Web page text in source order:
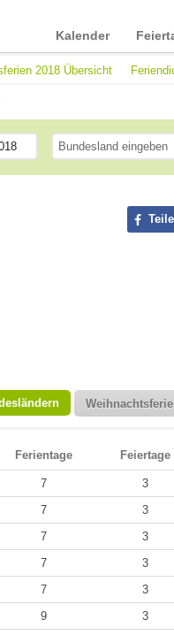
Kalender
2018 Übersicht
Ferientage Feiertage
7 3
7 3
7 3
7 3
7 3
9 3